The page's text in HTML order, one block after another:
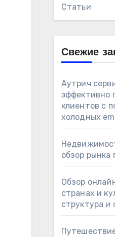
Статьи
Свежие
Аутрич
эффективно
клиентов с
холодных
обзор
Обзор
странах и
структура